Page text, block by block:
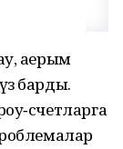
аерым
барды.